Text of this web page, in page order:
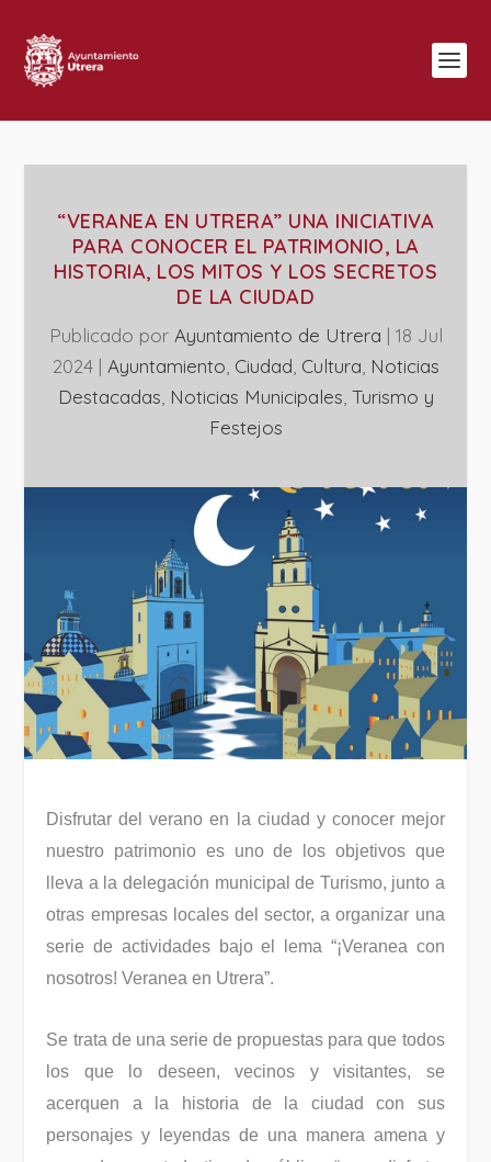
“VERANEA EN UTRERA” UNA INICIATIVA
PARA CONOCER EL PATRIMONIO, LA
HISTORIA, LOS MITOS Y LOS SECRETOS
DE LA CIUDAD
Publicado por Ayuntamiento de Utrera | 18 Jul
2024| Ayuntamiento Ciudad Cultura Noticias
Destacadas ‎Noticias Municipales Turismo y
Festejos
Disfrutar del verano en la ciudad y conocer mejor
nuestro patrimonio es uno de los objetivos que
lleva a la delegación municipal de Turismo, junto a
otras empresas locales del sector, a organizar una
serie de actividades bajo el lema “¡Veranea con
nosotros! Veranea en Utrera”.
Se trata de una serie de propuestas para que todos
los que lo deseen, vecinos y visitantes, se
acerquen a la historia de la ciudad con sus
personajes y leyendas de una manera amena y